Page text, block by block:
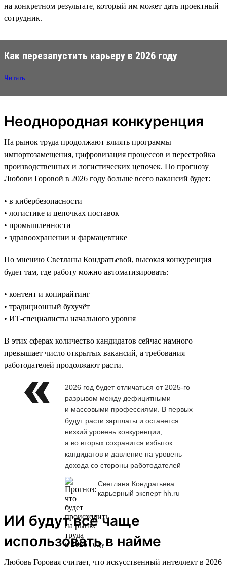
на конкретном результате, который им может дать проектный
сотрудник.
Как перезапустить карьеру в 2026 году
Читать
Неоднородная конкуренция
На рынок труда продолжают влиять программы
импортозамещения, цифровизация процессов и перестройка
производственных и логистических цепочек. По прогнозу
Любови Горовой в 2026 году больше всего вакансий будет:
• в кибербезопасности
• логистике и цепочках поставок
• промышленности
• здравоохранении и фармацевтике
По мнению Светланы Кондратьевой, высокая конкуренция
будет там, где работу можно автоматизировать:
• контент и копирайтинг
• традиционный бухучёт
• ИТ-специалисты начального уровня
В этих сферах количество кандидатов сейчас намного
превышает число открытых вакансий, а требования
работодателей продолжают расти.
2026 год будет отличаться от 2025-го
разрывом между дефицитными
и массовыми профессиями. В первых
будут расти зарплаты и останется
низкий уровень конкуренции,
а во вторых сохранится избыток
кандидатов и давление на уровень
дохода со стороны работодателей
Светлана Кондратьева
карьерный эксперт hh.ru
ИИ будут всё чаще
использовать в найме
Любовь Горовая считает, что искусственный интеллект в 2026